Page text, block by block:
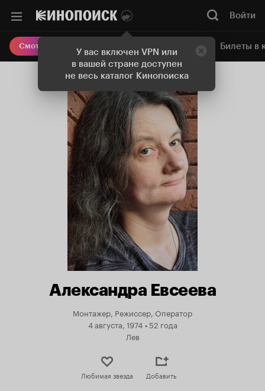
У вас включен VPN или
в вашей стране доступен
не весь каталог Кинопоиска
Войти
Смотреть кино Онлайн-кинотеатр Билеты в
Александра Евсеева
Монтажер, Режиссер, Оператор
4 августа, 1974 •52 года
Лев
Любимая звезда Добавить